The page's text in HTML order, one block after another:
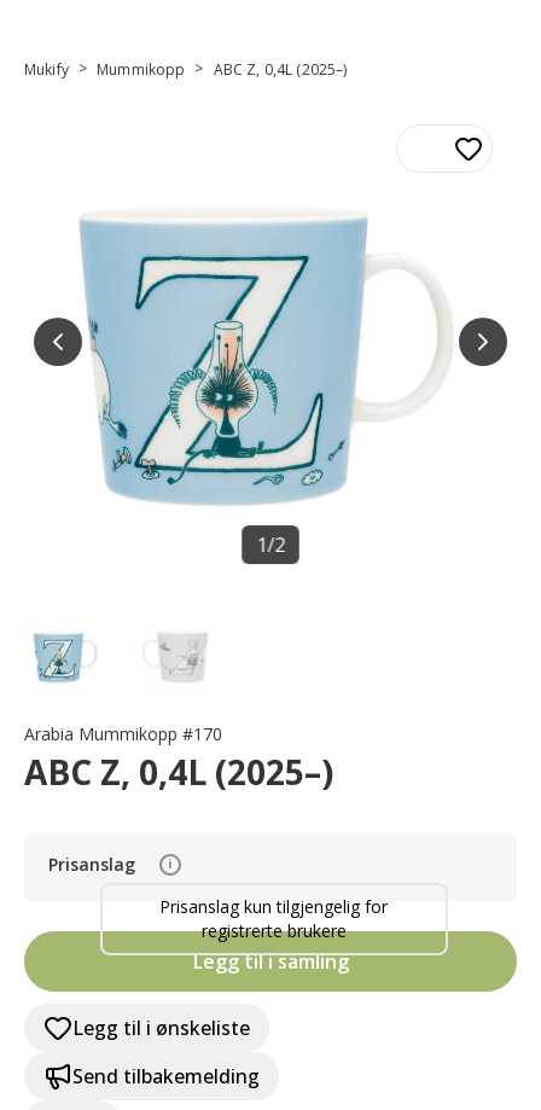
Mukify > Mummikopp > ABC Z, 0,4L (2025–)
1/2
Arabia Mummikopp #170
ABC Z, 0,4L (2025–)
Prisanslag i
Prisanslag kun tilgjengelig for
registrerte brukere
Legg til i samling
Legg til i ønskeliste
Send tilbakemelding